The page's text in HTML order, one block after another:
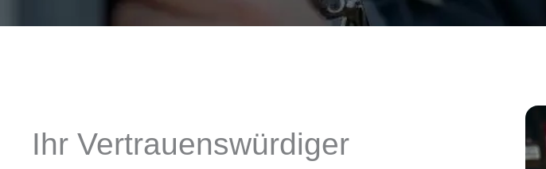
Ihr Vertrauenswürdiger